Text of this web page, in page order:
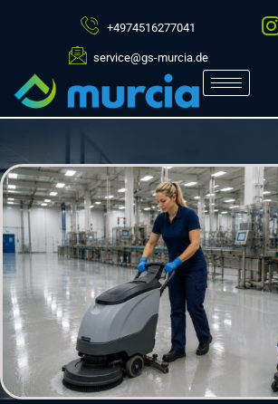
+4974516277041
service@gs-murcia.de